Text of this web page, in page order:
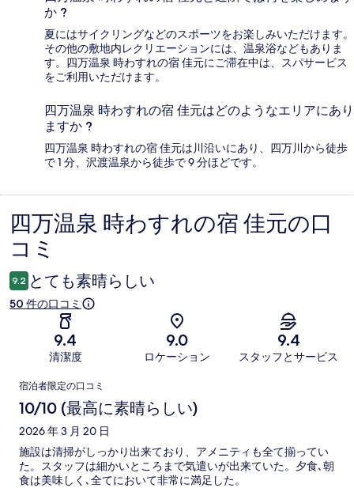
か ?
夏にはサイクリングなどのスポーツをお楽しみいただけます。
その他の敷地内レクリエーションには、温泉浴などもありま
す。四万温泉 時わすれの宿 佳元にご滞在中は、スパサービス
をご利用いただけます。
四万温泉 時わすれの宿 佳元はどのようなエリアにあり
ますか ?
四万温泉 時わすれの宿 佳元は川沿いにあり、四万川から徒歩
で 1 分、沢渡温泉から徒歩で 9 分ほどです。
口
コ
ミ
四万温泉 時わすれの宿 佳元の口
コミ
9.2 とても素晴らしい
50 件の口コミ
9.4
清潔度
9.0
ロケーション
9.4
スタッフとサービス
口
コ
ミ
宿泊者限定の口コミ
10/10 (最高に素晴らしい)
2026 年 3 月 20 日
施設は清掃がしっかり出来ており、アメニティも全て揃ってい
た。スタッフは細かいところまで気遣いが出来ていた。夕食､朝
食は美味しく､全てにおいて非常に満足した。